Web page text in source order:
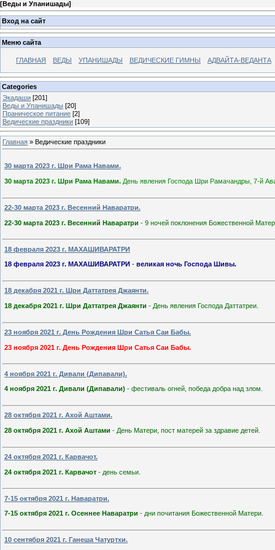
[Веды и Упанишады]
Вход на сайт
Меню сайта
ГЛАВНАЯ ВЕДЫ УПАНИШАДЫ ВЕДИЧЕСКИЕ ГИМНЫ АДВАЙТА-ВЕДАНТА
Categories
Экадаши [201]
Веды и Упанишады [20]
Праническое питание [2]
Ведические праздники [109]
Главная » Ведические праздники
30 марта 2023 г. Шри Рама Навами.
30 марта 2023 г. Шри Рама Навами. День явления Господа Шри Рамачандры, 7-й
22-30 марта 2023 г. Весенний Наваратри.
22-30 марта 2023 г. Весенний Наваратри - 9 ночей поклонения Божественной
18 февраля 2023 г. МАХАШИВАРАТРИ
18 февраля 2023 г. МАХАШИВАРАТРИ - великая ночь Господа Шивы.
18 декабря 2021 г. Шри Даттатрея Джаянти.
18 декабря 2021 г. Шри Даттатрея Джаянти - День явления Господа Даттатреи.
23 ноября 2021 г. День Рождения Шри Сатья Саи Бабы.
23 ноября 2021 г. День Рождения Шри Сатья Саи Бабы.
4 ноября 2021 г. Дивали (Дипавали).
4 ноября 2021 г. Дивали (Дипавали) - фестиваль огней, победа добра над злом.
28 октября 2021 г. Ахой Аштами.
28 октября 2021 г. Ахой Аштами - День Матери, пост матерей за здравие детей.
24 октября 2021 г. Карвачот.
24 октября 2021 г. Карвачот - день семьи.
7-15 октября 2021 г. Наваратри.
7-15 октября 2021 г. Осеннее Наваратри - дни почитания Божественной Матери.
10 сентября 2021 г. Ганеша Чатуртхи.